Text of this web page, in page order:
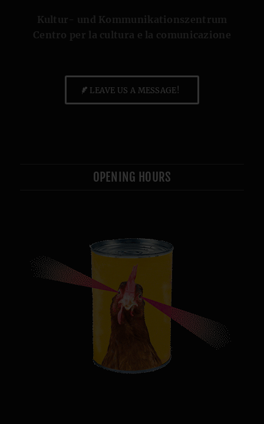
Kultur- und Kommunikationszentrum
Centro per la cultura e la comunicazione
LEAVE US A MESSAGE!
OPENING HOURS